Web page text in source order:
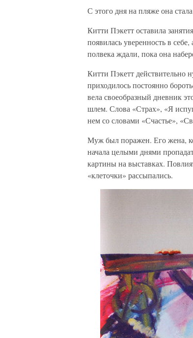
С этого дня на пляже она
Китти Пэкетт оставила
появилась уверенность в
полвека ждали, пока она
Китти Пэкетт действительно
приходилось постоянно
вела своеобразный дневник
шлем. Слова «Страх», «Я
нем со словами «Счастье»,
Муж был поражен. Его жена,
начала целыми днями
картины на выставках.
«клеточки» рассыпались.